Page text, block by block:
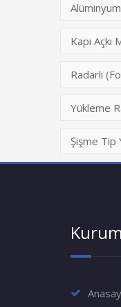
Kapı
Radarlı
Yükleme
Şişme Tip